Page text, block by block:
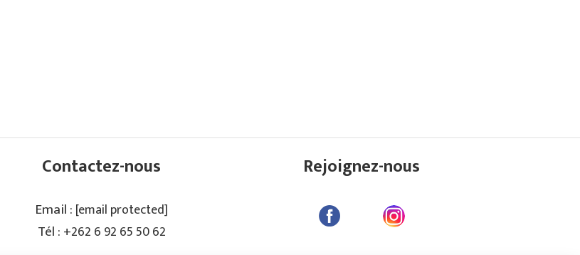
Contactez-nous
Email : [email protected]
Tél : +262 6 92 65 50 62
Rejoignez-nous